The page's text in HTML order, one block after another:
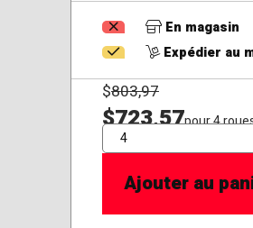
En magasin
Expédier au
$803,97
$723,57pour 4
QTÉ
Ajouter au